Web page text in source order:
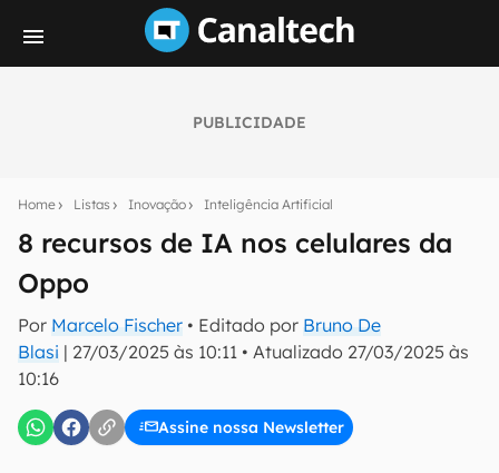
PUBLICIDADE
Home Listas Inovação Inteligência Artificial
8 recursos de IA nos celulares da
Oppo
Por Marcelo Fischer • Editado por Bruno De
Blasi | 27/03/2025 às 10:11 • Atualizado 27/03/2025 às
10:16
Assine nossa Newsletter
notícias e reviews sobre tecnologia em primeira
E-mail
Confirmo que li, aceito e concordo com os